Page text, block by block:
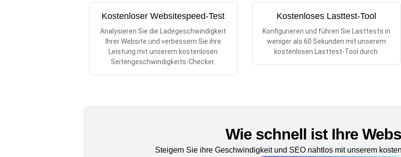
Kostenloser Websitespeed-Test
Analysieren Sie die Ladegeschwindigkeit
Ihrer Website und verbessern Sie ihre
Leistung mit unserem kostenlosen
Seitengeschwindigkeits-Checker.
Kostenloses Lasttest-Tool
Konfigurieren und führen Sie Lasttests in
weniger als 60 Sekunden mit unserem
kostenlosen Lasttest-Tool durch.
Wie schnell ist Ihre
Steigern Sie ihre Geschwindigkeit und SEO nahtlos mit unserem